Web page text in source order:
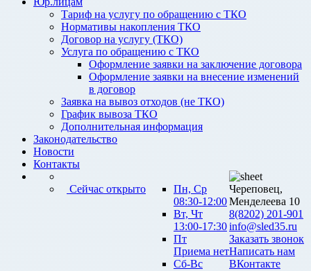
Тариф на услугу по обращению с ТКО
Нормативы накопления ТКО
Договор на услугу (ТКО)
Услуга по обращению с ТКО
Оформление заявки на заключение договора
Оформление заявки на внесение изменений
в договор
Заявка на вывоз отходов (не ТКО)
График вывоза ТКО
Дополнительная информация
Законодательство
Новости
Контакты
Сейчас открыто
Пн, Ср
08:30-12:00
Вт, Чт
13:00-17:30
Пт
Приема нет
Сб-Вс
Череповец,
Менделеева 10
8(8202) 201-901
info@sled35.ru
Заказать звонок
Написать нам
ВКонтакте